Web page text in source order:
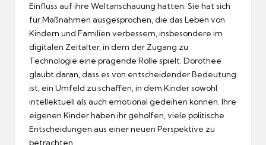
Einfluss auf ihre Weltanschauung hatten. Sie hat sich
für Maßnahmen ausgesprochen, die das Leben von
Kindern und Familien verbessern, insbesondere im
digitalen Zeitalter, in dem der Zugang zu
Technologie eine prägende Rolle spielt. Dorothee
glaubt daran, dass es von entscheidender Bedeutung
ist, ein Umfeld zu schaffen, in dem Kinder sowohl
intellektuell als auch emotional gedeihen können. Ihre
eigenen Kinder haben ihr geholfen, viele politische
Entscheidungen aus einer neuen Perspektive zu
betrachten.